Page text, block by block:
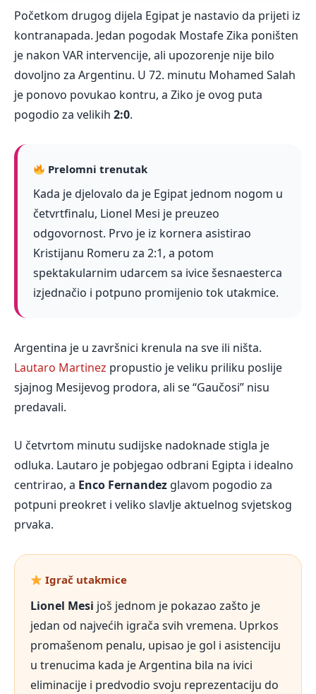
Početkom drugog dijela Egipat je nastavio da prijeti iz
kontranapada. Jedan pogodak Mostafe Zika poništen
je nakon VAR intervencije, ali upozorenje nije bilo
dovoljno za Argentinu. U 72. minutu Mohamed Salah
je ponovo povukao kontru, a Ziko je ovog puta
pogodio za velikih 2:0.
Prelomni trenutak
Kada je djelovalo da je Egipat jednom nogom u
četvrtfinalu, Lionel Mesi je preuzeo
odgovornost. Prvo je iz kornera asistirao
Kristijanu Romeru za 2:1, a potom
spektakularnim udarcem sa ivice šesnaesterca
izjednačio i potpuno promijenio tok utakmice.
Argentina je u završnici krenula na sve ili ništa.
Lautaro Martinez propustio je veliku priliku poslije
sjajnog Mesijevog prodora, ali se “Gaučosi” nisu
predavali.
U četvrtom minutu sudijske nadoknade stigla je
odluka. Lautaro je pobjegao odbrani Egipta i idealno
centrirao, a Enco Fernandez glavom pogodio za
potpuni preokret i veliko slavlje aktuelnog svjetskog
prvaka.
Igrač utakmice
Lionel Mesi još jednom je pokazao zašto je
jedan od najvećih igrača svih vremena. Uprkos
promašenom penalu, upisao je gol i asistenciju
u trenucima kada je Argentina bila na ivici
eliminacije i predvodio svoju reprezentaciju do